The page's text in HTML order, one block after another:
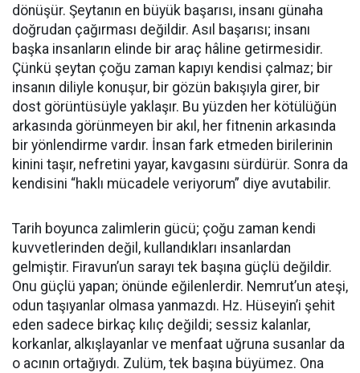
dönüşür. Şeytanın en büyük başarısı, insanı günaha
doğrudan çağırması değildir. Asıl başarısı; insanı
başka insanların elinde bir araç hâline getirmesidir.
Çünkü şeytan çoğu zaman kapıyı kendisi çalmaz; bir
insanın diliyle konuşur, bir gözün bakışıyla girer, bir
dost görüntüsüyle yaklaşır. Bu yüzden her kötülüğün
arkasında görünmeyen bir akıl, her fitnenin arkasında
bir yönlendirme vardır. İnsan fark etmeden birilerinin
kinini taşır, nefretini yayar, kavgasını sürdürür. Sonra da
kendisini “haklı mücadele veriyorum” diye avutabilir.
Tarih boyunca zalimlerin gücü; çoğu zaman kendi
kuvvetlerinden değil, kullandıkları insanlardan
gelmiştir. Firavun’un sarayı tek başına güçlü değildir.
Onu güçlü yapan; önünde eğilenlerdir. Nemrut’un ateşi,
odun taşıyanlar olmasa yanmazdı. Hz. Hüseyin’i şehit
eden sadece birkaç kılıç değildi; sessiz kalanlar,
korkanlar, alkışlayanlar ve menfaat uğruna susanlar da
o acının ortağıydı. Zulüm, tek başına büyümez. Ona